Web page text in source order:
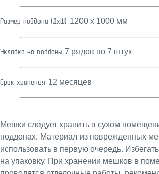
Размер поддона (ДхШ): 1200 х 1000 мм
Укладка на поддоны: 7 рядов по 7 штук
Срок хранения: 12 месяцев
Мешки следует хранить в сухом
поддонах. Материал из поврежденных
использовать в первую очередь.
на упаковку. При хранении мешков в